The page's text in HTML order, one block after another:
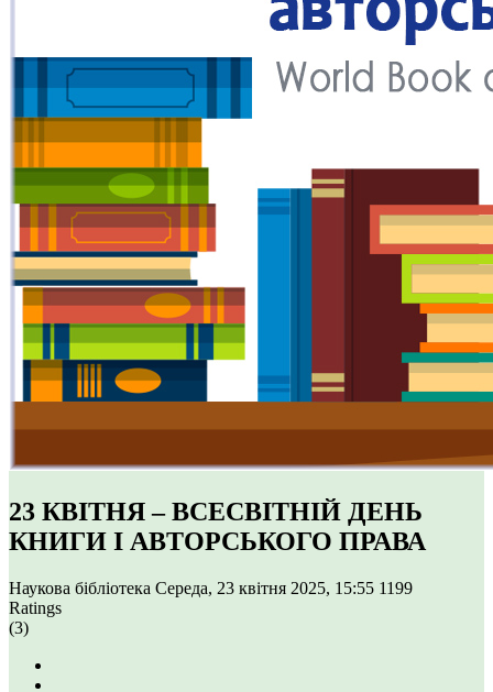
23 КВІТНЯ – ВСЕСВІТНІЙ ДЕНЬ
КНИГИ І АВТОРСЬКОГО ПРАВА
Наукова бібліотека Середа, 23 квітня 2025, 15:55 1199
Ratings
(3)